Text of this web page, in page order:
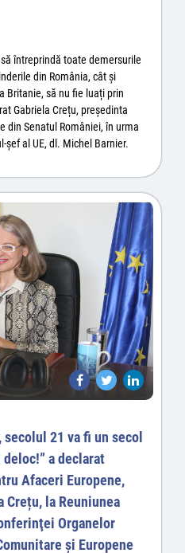
întreprindă toate demersurile
din România, cât și
Britanie, să nu fie luați prin
Gabriela Crețu, președinta
din Senatul României, în urma
al UE, dl. Michel Barnier.
21 va fi un secol
a declarat
Afaceri Europene,
Crețu, la Reuniunea
Organelor
şi Europene